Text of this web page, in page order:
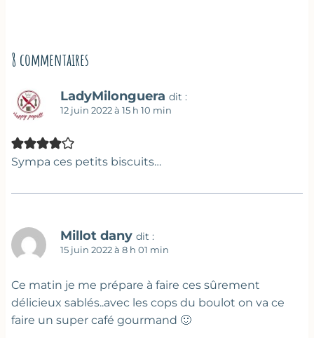
8 commentaires
LadyMilonguera dit :
12 juin 2022 à 15 h 10 min
Sympa ces petits biscuits…
Millot dany dit :
15 juin 2022 à 8 h 01 min
Ce matin je me prépare à faire ces sûrement
délicieux sablés..avec les cops du boulot on va ce
faire un super café gourmand 🙂